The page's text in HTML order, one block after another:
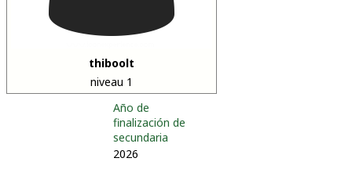
thiboolt
niveau 1
Año de
finalización de
secundaria
2026